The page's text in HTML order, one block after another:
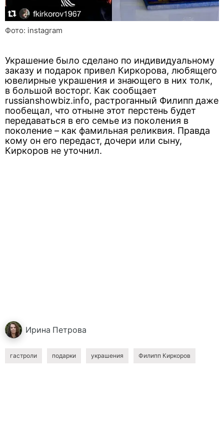
Фото: instagram
Украшение было сделано по индивидуальному
заказу и подарок привел Киркорова, любящего
ювелирные украшения и знающего в них толк,
в большой восторг. Как сообщает
russianshowbiz.info, растроганный Филипп даже
пообещал, что отныне этот перстень будет
передаваться в его семье из поколения в
поколение – как фамильная реликвия. Правда
кому он его передаст, дочери или сыну,
Киркоров не уточнил.
Ирина Петрова
гастроли подарки украшения Филипп Киркоров